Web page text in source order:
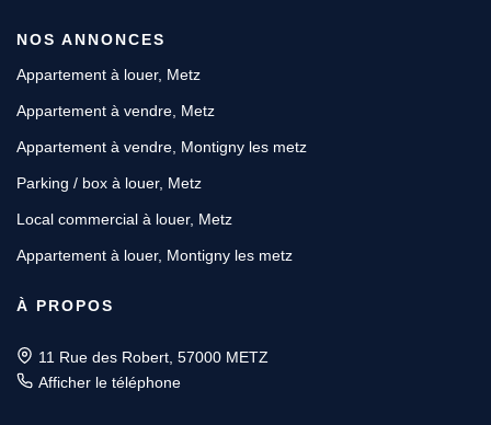
NOS ANNONCES
Appartement à louer, Metz
Appartement à vendre, Metz
Appartement à vendre, Montigny les metz
Parking / box à louer, Metz
Local commercial à louer, Metz
Appartement à louer, Montigny les metz
À PROPOS
11 Rue des Robert, 57000 METZ
Afficher le téléphone